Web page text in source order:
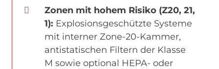
Zonen mit hohem Risiko (Z20, 21,
1): Explosionsgeschützte Systeme
mit interner Zone-20-Kammer,
antistatischen Filtern der Klasse
M sowie optional HEPA- oder